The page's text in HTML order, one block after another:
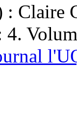
: Claire
4.